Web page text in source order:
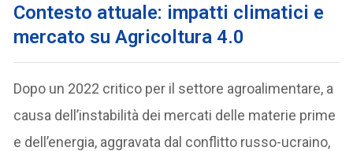
Contesto attuale: impatti climatici e
mercato su Agricoltura 4.0
Dopo un 2022 critico per il settore agroalimentare, a
causa dell’instabilità dei mercati delle materie prime
e dell’energia, aggravata dal conflitto russo-ucraino,